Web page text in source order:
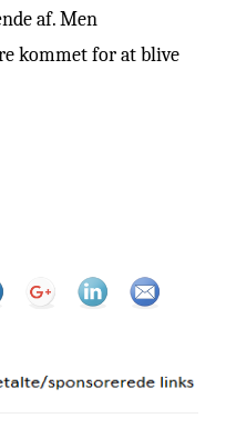
af. Men
kommet for at blive